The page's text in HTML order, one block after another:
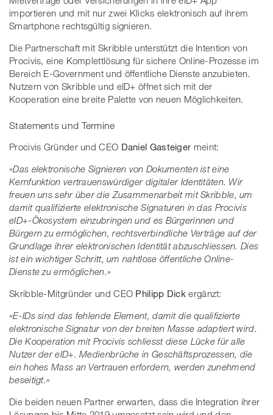
importieren und mit nur zwei Klicks elektronisch auf ihrem
Smartphone rechtsgültig signieren.
Die Partnerschaft mit Skribble unterstützt die Intention von
Procivis, eine Komplettlösung für sichere Online-Prozesse im
Bereich E-Government und öffentliche Dienste anzubieten.
Nutzern von Skribble und eID+ öffnet sich mit der
Kooperation eine breite Palette von neuen Möglichkeiten.
Statements und Termine
Procivis Gründer und CEO Daniel Gasteiger meint:
«Das elektronische Signieren von Dokumenten ist eine
Kernfunktion vertrauenswürdiger digitaler Identitäten. Wir
freuen uns sehr über die Zusammenarbeit mit Skribble, um
damit qualifizierte elektronische Signaturen in das Procivis
eID+-Ökosystem einzubringen und es Bürgerinnen und
Bürgern zu ermöglichen, rechtsverbindliche Verträge auf der
Grundlage ihrer elektronischen Identität abzuschliessen. Dies
ist ein wichtiger Schritt, um nahtlose öffentliche Online-
Dienste zu ermöglichen.»
Skribble-Mitgründer und CEO Philipp Dick ergänzt:
«E-IDs sind das fehlende Element, damit die qualifizierte
elektronische Signatur von der breiten Masse adaptiert wird.
Die Kooperation mit Procivis schliesst diese Lücke für alle
Nutzer der eID+. Medienbrüche in Geschäftsprozessen, die
ein hohes Mass an Vertrauen erfordern, werden zunehmend
beseitigt.»
Die beiden neuen Partner erwarten, dass die Integration ihrer